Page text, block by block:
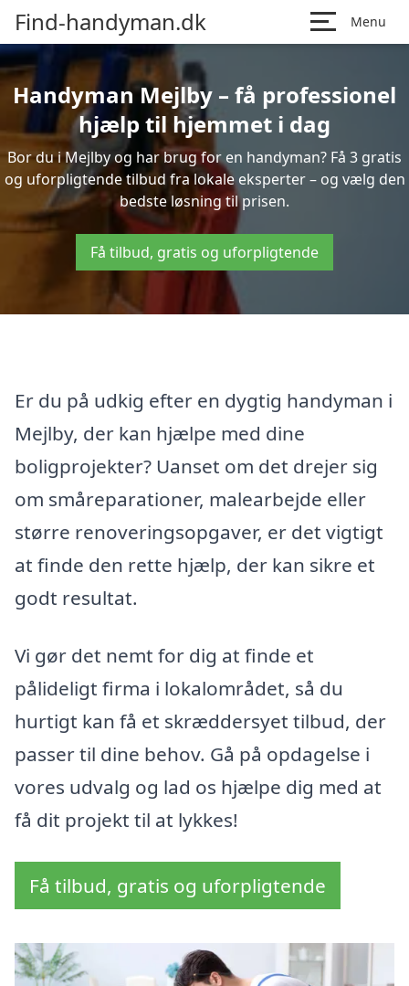
Find-handyman.dk Menu
Handyman Mejlby – få professionel
hjælp til hjemmet i dag
Bor du i Mejlby og har brug for en handyman? Få 3 gratis
og uforpligtende tilbud fra lokale eksperter – og vælg den
bedste løsning til prisen.
Få tilbud, gratis og uforpligtende
Er du på udkig efter en dygtig handyman i
Mejlby, der kan hjælpe med dine
boligprojekter? Uanset om det drejer sig
om småreparationer, malearbejde eller
større renoveringsopgaver, er det vigtigt
at finde den rette hjælp, der kan sikre et
godt resultat.
Vi gør det nemt for dig at finde et
pålideligt firma i lokalområdet, så du
hurtigt kan få et skræddersyet tilbud, der
passer til dine behov. Gå på opdagelse i
vores udvalg og lad os hjælpe dig med at
få dit projekt til at lykkes!
Få tilbud, gratis og uforpligtende